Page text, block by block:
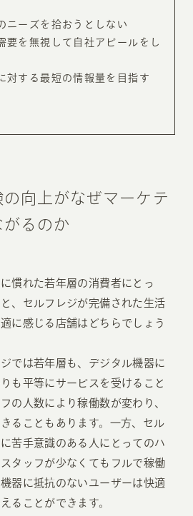
ニーズを拾おうとしない
要を無視して自社アピールをし
対する最短の情報量を目指す
向上がなぜマーケテ
がるのか
慣れた若年層の消費者にとっ
、セルフレジが完備された生活
に感じる店舗はどちらでしょう
では若年層も、デジタル機器に
も平等にサービスを受けること
の人数により稼働数が変わり、
ることもあります。一方、セル
苦手意識のある人にとってのハ
タッフが少なくてもフルで稼働
器に抵抗のないユーザーは快適
ることができます。